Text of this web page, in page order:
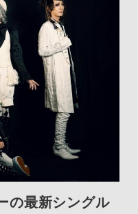
の最新シングル